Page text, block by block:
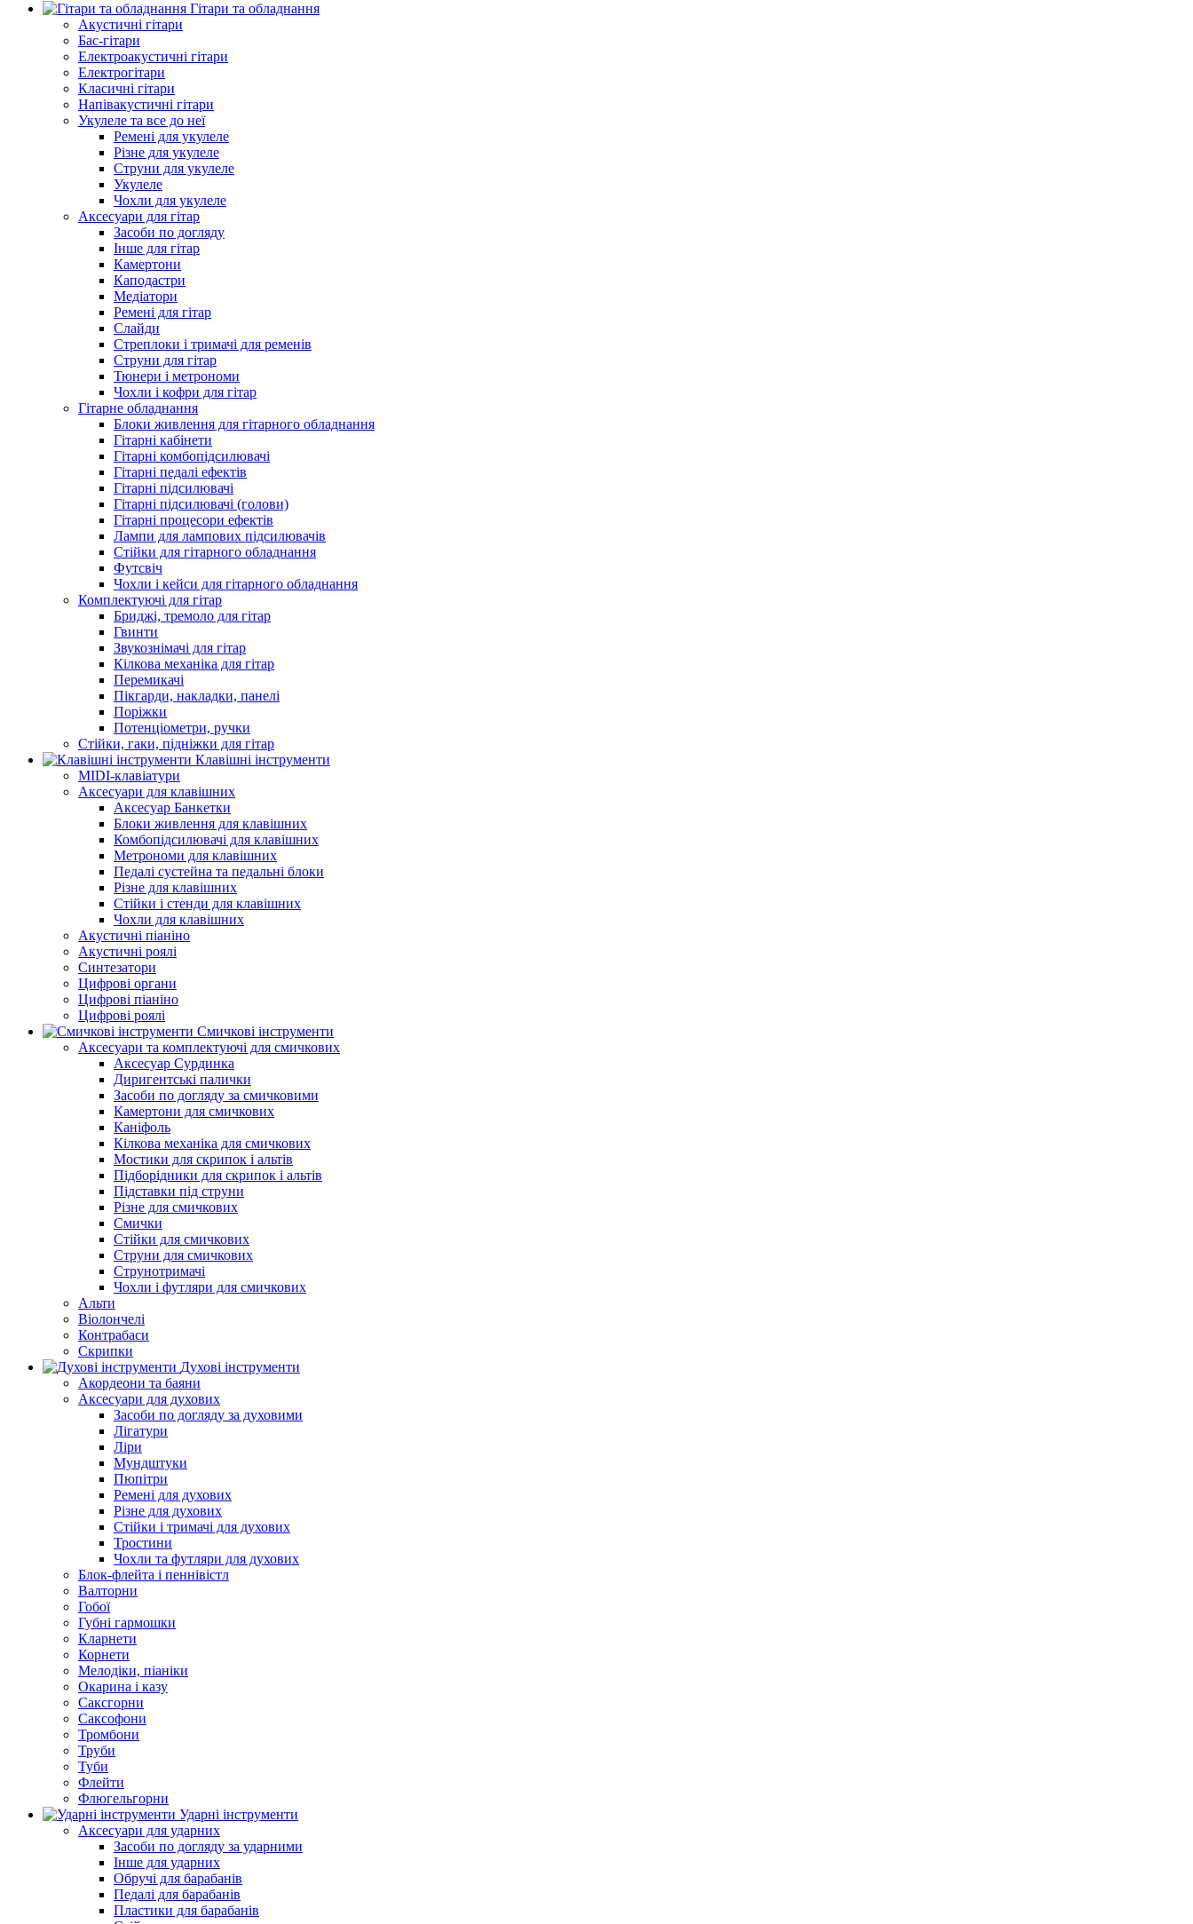
Гітари та обладнання
Акустичні гітари
Бас-гітари
Електроакустичні гітари
Електрогітари
Класичні гітари
Напівакустичні гітари
Укулеле та все до неї
Ремені для укулеле
Різне для укулеле
Струни для укулеле
Укулеле
Чохли для укулеле
Аксесуари для гітар
Засоби по догляду
Інше для гітар
Камертони
Каподастри
Медіатори
Ремені для гітар
Слайди
Стреплоки і тримачі для ременів
Струни для гітар
Тюнери і метрономи
Чохли і кофри для гітар
Гітарне обладнання
Блоки живлення для гітарного обладнання
Гітарні кабінети
Гітарні комбопідсилювачі
Гітарні педалі ефектів
Гітарні підсилювачі
Гітарні підсилювачі (голови)
Гітарні процесори ефектів
Лампи для лампових підсилювачів
Стійки для гітарного обладнання
Футсвіч
Чохли і кейси для гітарного обладнання
Комплектуючі для гітар
Бриджі, тремоло для гітар
Гвинти
Звукознімачі для гітар
Кілкова механіка для гітар
Перемикачі
Пікгарди, накладки, панелі
Поріжки
Потенціометри, ручки
Стійки, гаки, підніжки для гітар
Клавішні інструменти
MIDI-клавіатури
Аксесуари для клавішних
Аксесуар Банкетки
Блоки живлення для клавішних
Комбопідсилювачі для клавішних
Метрономи для клавішних
Педалі сустейна та педальні блоки
Різне для клавішних
Стійки і стенди для клавішних
Чохли для клавішних
Акустичні піаніно
Акустичні роялі
Синтезатори
Цифрові органи
Цифрові піаніно
Цифрові роялі
Смичкові інструменти
Аксесуари та комплектуючі для смичкових
Аксесуар Сурдинка
Диригентські палички
Засоби по догляду за смичковими
Камертони для смичкових
Каніфоль
Кілкова механіка для смичкових
Мостики для скрипок і альтів
Підборiдники для скрипок і альтів
Підставки під струни
Різне для смичкових
Смички
Стійки для смичкових
Струни для смичкових
Струнотримачі
Чохли і футляри для смичкових
Альти
Віолончелі
Контрабаси
Скрипки
Духові інструменти
Акордеони та баяни
Аксесуари для духових
Засоби по догляду за духовими
Лігатури
Ліри
Мундштуки
Пюпітри
Ремені для духових
Різне для духових
Стійки і тримачі для духових
Тростини
Чохли та футляри для духових
Блок-флейта і пеннівістл
Валторни
Гобої
Губні гармошки
Кларнети
Корнети
Мелодіки, піаніки
Окарина і казу
Саксгорни
Саксофони
Тромбони
Труби
Туби
Флейти
Флюгельгорни
Ударні інструменти
Аксесуари для ударних
Засоби по догляду за ударними
Інше для ударних
Обручі для барабанів
Педалі для барабанів
Пластики для барабанів